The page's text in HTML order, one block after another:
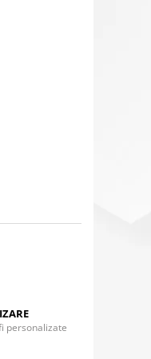
personalizate